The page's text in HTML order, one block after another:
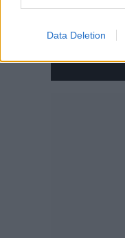
Data Deletion